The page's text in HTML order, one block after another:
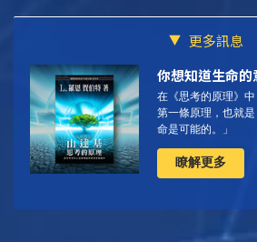
更多訊息
你想知道生命的
在《思考的原理》
第一條原理， 也就
命是可能的。」
瞭解更多